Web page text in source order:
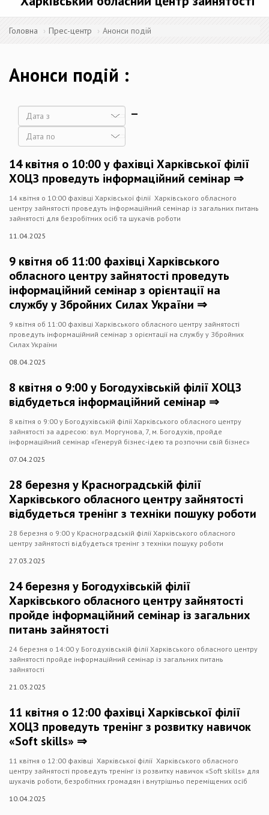
Головна Прес-центр Анонси подій
Анонси подій
Дата
14 квітня о 10:00 у фахівці Харківської філії
ХОЦЗ проведуть інформаційний семінар ⇒
14 квітня о 10:00 фахівці Харківської філії Харківського обласного
центру зайнятості проведуть інформаційний семінар із загальних питань
зайнятості для безробітних осіб та шукачів роботи
11.04.2025
9 квітня об 11:00 фахівці Харківського
обласного центру зайнятості проведуть
інформаційний семінар з орієнтації на
службу у Збройних Силах України ⇒
9 квітня об 11:00 фахівці Харківського обласного центру зайнятості
проведуть інформаційний семінар з орієнтації на службу у Збройних
Силах України
08.04.2025
8 квітня о 9:00 у Богодухівській філії ХОЦЗ
відбудеться інформаційний семінар ⇒
8 квітня о 9:00 у Богодухівській філії Харківського обласного центру
зайнятості за адресою: вул. Моргунова, 7, м. Богодухів, пройде
інформаційний семінар «Генеруй бізнес-ідею та розпочни свій бізнес»
07.04.2025
28 березня у Красноградській філії
Харківського обласного центру зайнятості
відбудеться тренінг з техніки пошуку роботи
28 березня о 9:00 у Красноградській філії Харківського обласного
центру зайнятості відбудеться тренінг з техніки пошуку роботи
27.03.2025
24 березня у Богодухівській філії
Харківського обласного центру зайнятості
пройде інформаційний семінар із загальних
питань зайнятості
24 березня о 14:00 у Богодухівській філії Харківського обласного центру
зайнятості пройде інформаційний семінар із загальних питань
зайнятості
21.03.2025
11 квітня о 12:00 фахівці Харківської філії
ХОЦЗ проведуть тренінг з розвитку навичок
«Soft skills» ⇒
11 квітня о 12:00 фахівці Харківської філії Харківського обласного
центру зайнятості проведуть тренінг із розвитку навичок «Soft skills» для
шукачів роботи, безробітних громадян і внутрішньо переміщених осіб
10.04.2025